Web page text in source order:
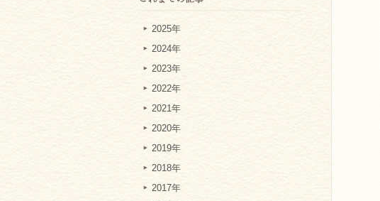
2025年
2024年
2023年
2022年
2021年
2020年
2019年
2018年
2017年